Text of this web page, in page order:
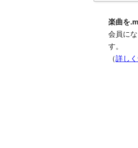
楽曲を
会員に
す。
（詳し